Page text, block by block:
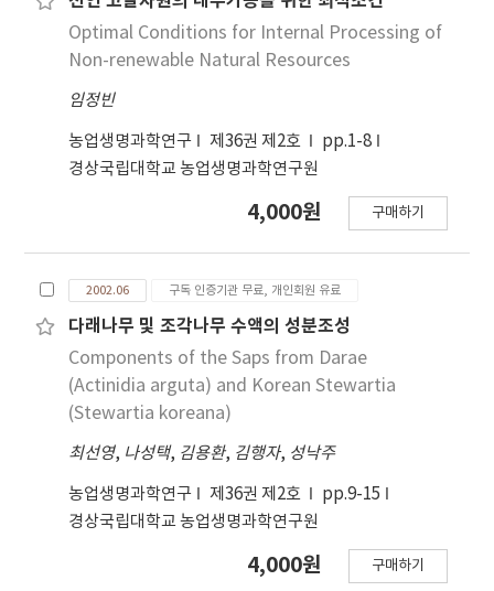
Optimal Conditions for Internal Processing of
Non-renewable Natural Resources
임정빈
농업생명과학연구 제36권 제2호
pp.1-8
경상국립대학교 농업생명과학연구원
4,000원 구매하기
2002.06 구독 인증기관 무료, 개인회원 유료
다래나무 및 조각나무 수액의 성분조성
Components of the Saps from Darae
(Actinidia arguta) and Korean Stewartia
(Stewartia koreana)
최선영, 나성택, 김용환, 김행자, 성낙주
농업생명과학연구 제36권 제2호
pp.9-15
경상국립대학교 농업생명과학연구원
4,000원 구매하기